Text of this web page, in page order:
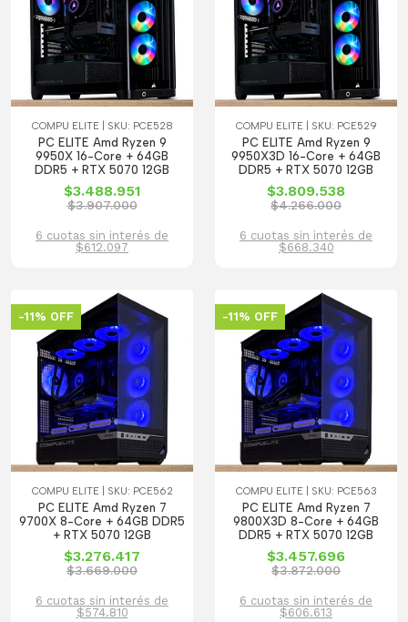
COMPU ELITE | SKU: PCE528
PC ELITE Amd Ryzen 9
9950X 16-Core + 64GB
DDR5 + RTX 5070 12GB
$3.488.951
$3.907.000
6 cuotas sin interés de
$612.097
COMPU ELITE | SKU: PCE529
PC ELITE Amd Ryzen 9
9950X3D 16-Core + 64GB
DDR5 + RTX 5070 12GB
$3.809.538
$4.266.000
6 cuotas sin interés de
$668.340
-11% OFF
COMPU ELITE | SKU: PCE562
PC ELITE Amd Ryzen 7
9700X 8-Core + 64GB DDR5
+ RTX 5070 12GB
$3.276.417
$3.669.000
6 cuotas sin interés de
$574.810
-11% OFF
COMPU ELITE | SKU: PCE563
PC ELITE Amd Ryzen 7
9800X3D 8-Core + 64GB
DDR5 + RTX 5070 12GB
$3.457.696
$3.872.000
6 cuotas sin interés de
$606.613